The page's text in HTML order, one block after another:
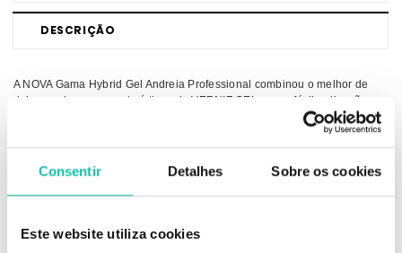
Consentir Detalhes Sobre os cookies
Este website utiliza cookies
DESCRIÇÃO
A NOVA Gama Hybrid Gel Andreia Professional combinou o melhor de
dois mundos, as características do VERNIZ GEL com a fácil aplicação e
Através de uma tecnologia revolucionária, esta nova gama permite obter,
em apenas 2 PASSOS, uma manicura de longa duração com
ACABAMENTO GEL, secagem imediata SEM LÂMPADA!
 Sem lâmpada
 Fácil remoção (com removedor de verniz tradicional)